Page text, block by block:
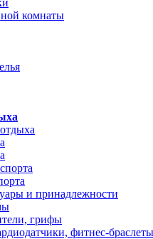
комнаты
и принадлежности
грифы
фитнес-браслеты